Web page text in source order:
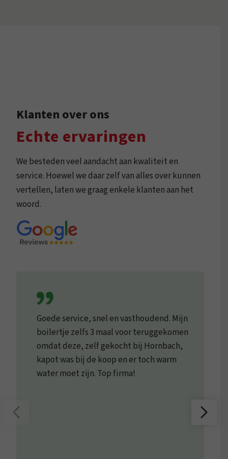
Klanten over ons
Echte ervaringen
We besteden veel aandacht aan kwaliteit en
service. Hoewel we daar zelf van alles over kunnen
vertellen, laten we graag enkele klanten aan het
woord.
Goede service, snel en vasthoudend. Mijn
boilertje zelfs 3 maal voor teruggekomen
omdat deze, zelf gekocht bij Hornbach,
kapot was bij de koop en er toch warm
water moet zijn. Top firma!